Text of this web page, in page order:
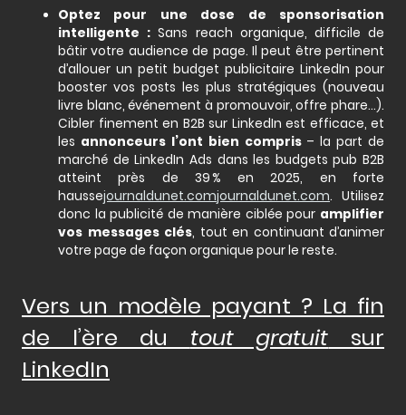
Optez pour une dose de sponsorisation
intelligente : Sans reach organique, difficile de
bâtir votre audience de page. Il peut être pertinent
d’allouer un petit budget publicitaire LinkedIn pour
booster vos posts les plus stratégiques (nouveau
livre blanc, événement à promouvoir, offre phare…).
Cibler finement en B2B sur LinkedIn est efficace, et
les annonceurs l’ont bien compris– la part de
marché de LinkedIn Ads dans les budgets pub B2B
atteint près de 39 % en 2025, en forte
haussejournaldunet.comjournaldunet.com. Utilisez
donc la publicité de manière ciblée pour amplifier
vos messages clés, tout en continuant d’animer
votre page de façon organique pour le reste.
Vers un modèle payant ? La fin
de l’ère du tout gratuit sur
LinkedIn